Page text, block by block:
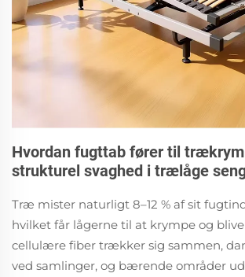
Hvordan fugttab fører til
strukturel svaghed i trælåge
Træ mister naturligt 8–12 % af sit
hvilket får lågerne til at krympe og blive
cellulære fiber trækker sig sammen,
ved samlinger, og bærende områder